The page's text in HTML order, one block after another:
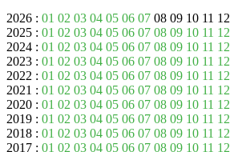
2026 : 01 02 03 04 05 06 07 08 09 10 11 12
2025 : 01 02 03 04 05 06 07 08 09 10 11 12
2024 : 01 02 03 04 05 06 07 08 09 10 11 12
2023 : 01 02 03 04 05 06 07 08 09 10 11 12
2022 : 01 02 03 04 05 06 07 08 09 10 11 12
2021 : 01 02 03 04 05 06 07 08 09 10 11 12
2020 : 01 02 03 04 05 06 07 08 09 10 11 12
2019 : 01 02 03 04 05 06 07 08 09 10 11 12
2018 : 01 02 03 04 05 06 07 08 09 10 11 12
2017 : 01 02 03 04 05 06 07 08 09 10 11 12